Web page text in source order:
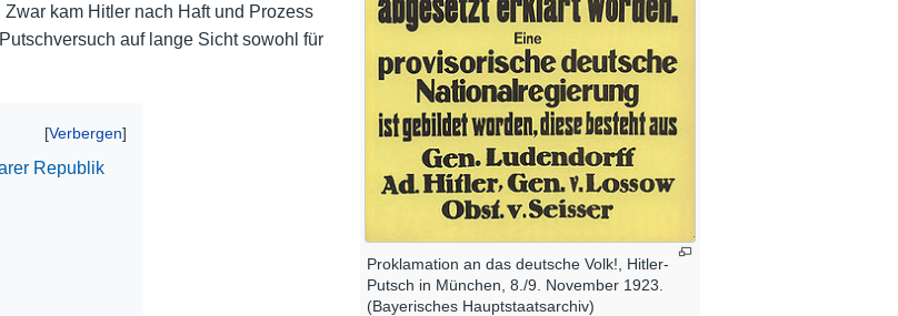
Proklamation an das deutsche Volk!, Hitler-
Putsch in München, 8./9. November 1923.
(Bayerisches Hauptstaatsarchiv)
kam Hitler nach Haft und Prozess
auf lange Sicht sowohl für
Republik